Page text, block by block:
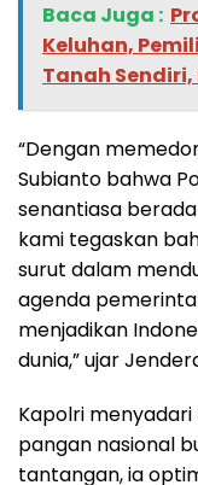
Baca Juga :
Keluhan,
Tanah
“Dengan
Subianto bahwa
senantiasa
kami tegaskan
surut dalam
agenda
menjadikan
dunia,” ujar
Kapolri
pangan nasional
tantangan, ia